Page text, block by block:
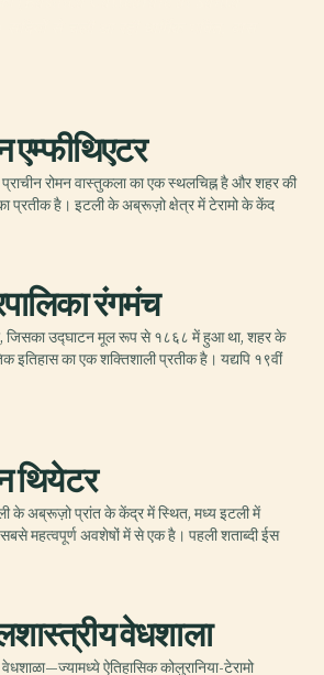
एम्फीथिएटर
प्राचीन रोमन वास्तुकला का एक स्थलचिह्न है और शहर की
प्रतीक है। इटली के अब्रूज़ो क्षेत्र में टेरामो के केंद
रंगमंच
जिसका उद्घाटन मूल रूप से १८६८ में हुआ था, शहर के
इतिहास का एक शक्तिशाली प्रतीक है। यद्यपि १९वीं
थियेटर
के अब्रूज़ो प्रांत के केंद्र में स्थित, मध्य इटली में
महत्वपूर्ण अवशेषों में से एक है। पहली शताब्दी ईस
वेधशाला
ऐतिहासिक कोलुरानिया-टेरामो